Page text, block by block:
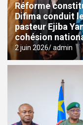
Réforme
Difima conduit
pasteur Ejiba
cohésion
2 juin 2026 admin